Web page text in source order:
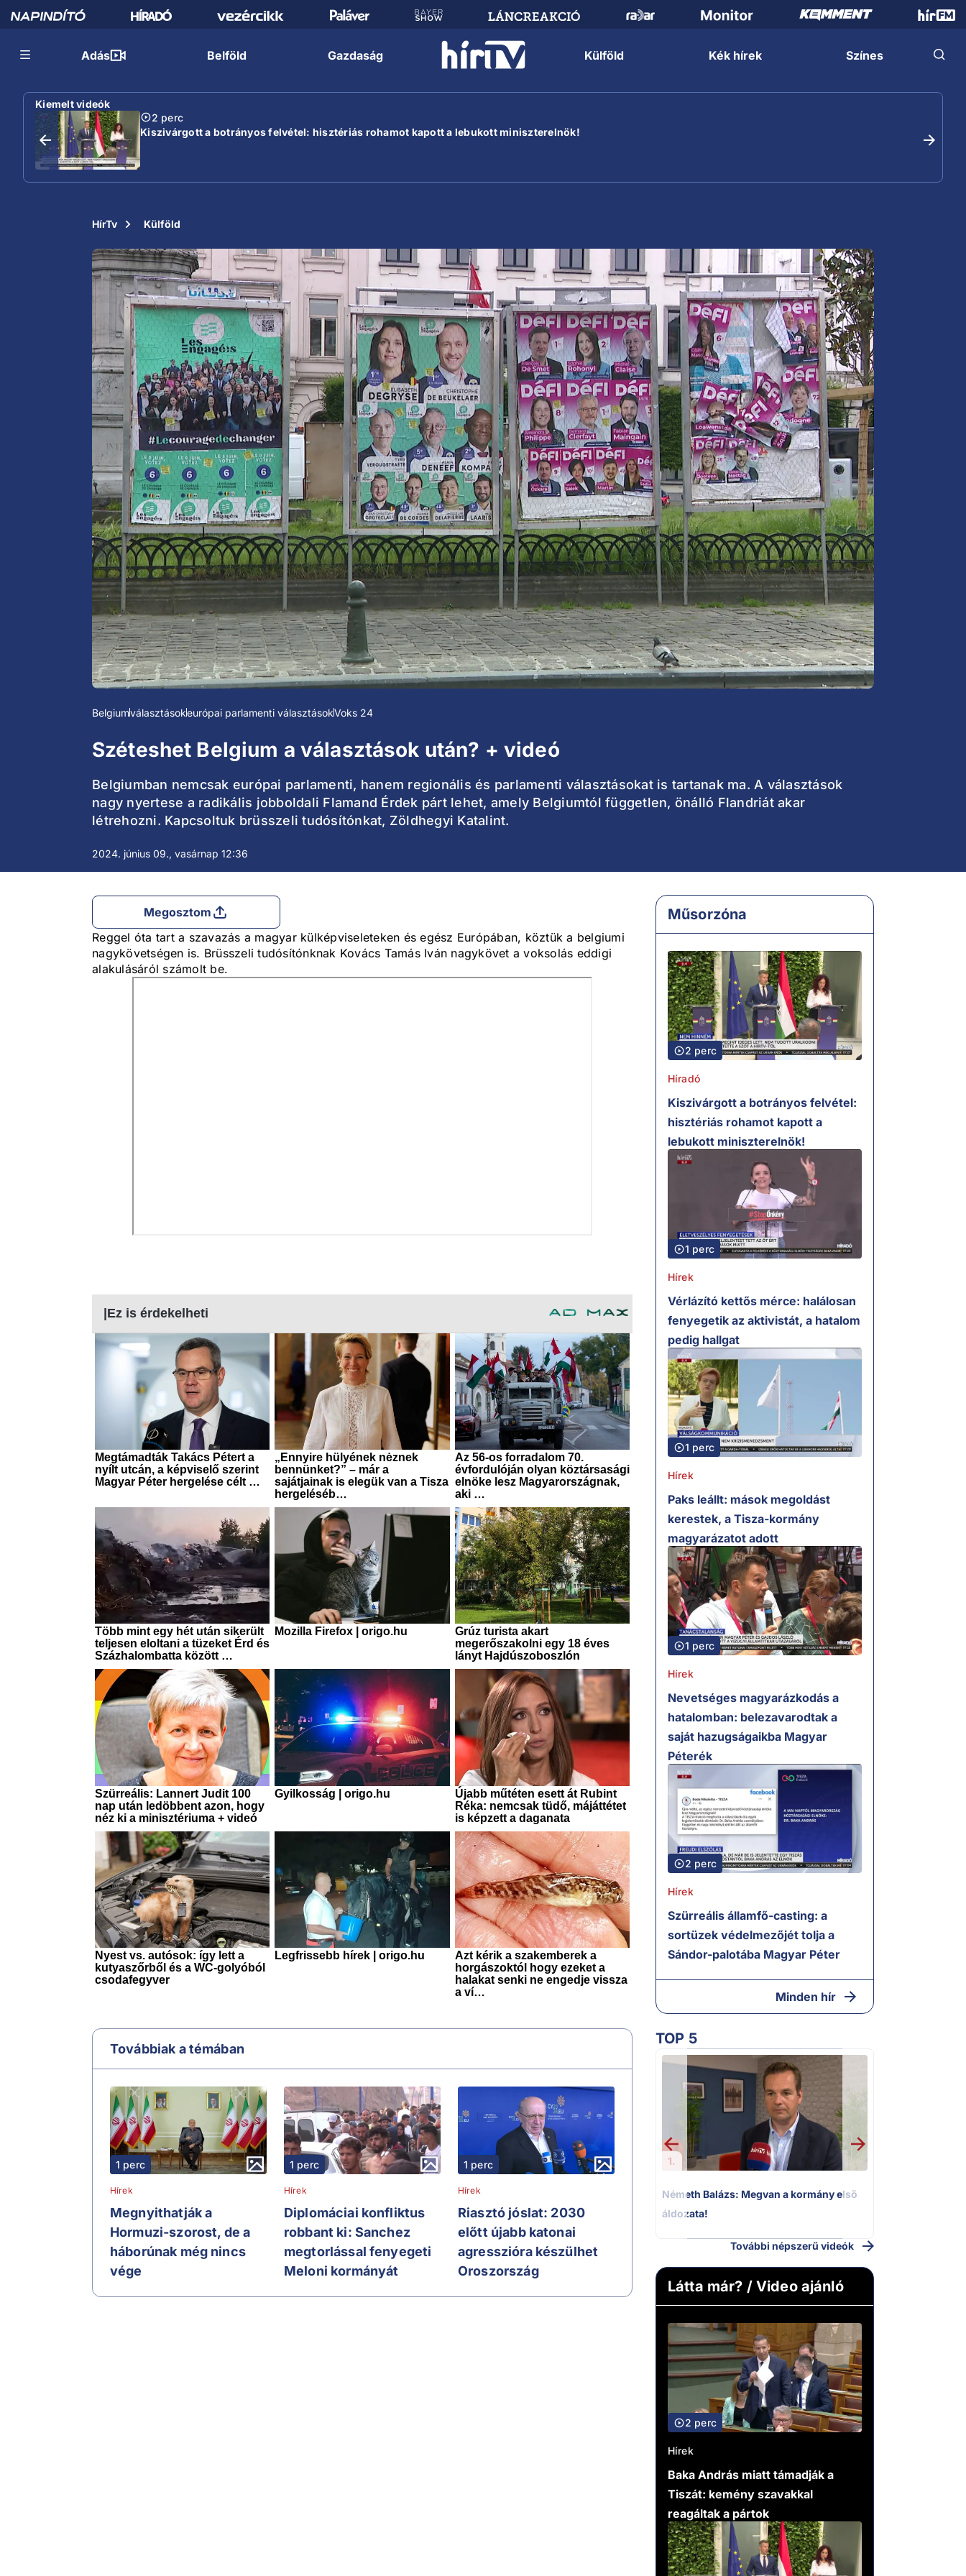
Adás Belföld Gazdaság Külföld Kék hírek Színes
Kiemelt videók
2 perc
Kiszivárgott a botrányos felvétel: hisztériás rohamot kapott a lebukott miniszterelnök!
HírTv Külföld
Belgiumválasztásokeurópai parlamenti választásokVoks 24
Széteshet Belgium a választások után? + videó
Belgiumban nemcsak európai parlamenti, hanem regionális és parlamenti választásokat is tartanak ma. A választások
nagy nyertese a radikális jobboldali Flamand Érdek párt lehet, amely Belgiumtól független, önálló Flandriát akar
létrehozni. Kapcsoltuk brüsszeli tudósítónkat, Zöldhegyi Katalint.
2024. június 09., vasárnap 12:36
Megosztom
Reggel óta tart a szavazás a magyar külképviseleteken és egész Európában, köztük a belgiumi
nagykövetségen is. Brüsszeli tudósítónknak Kovács Tamás Iván nagykövet a voksolás eddigi
alakulásáról számolt be.
Továbbiak a témában
1 perc
Hírek
Megnyithatják a
Hormuzi-szorost, de a
háborúnak még nincs
vége
1 perc
Hírek
Diplomáciai konfliktus
robbant ki: Sanchez
megtorlással fenyegeti
Meloni kormányát
1 perc
Hírek
Riasztó jóslat: 2030
előtt újabb katonai
agresszióra készülhet
Oroszország
Műsorzóna
2 perc
Híradó
Kiszivárgott a botrányos felvétel:
hisztériás rohamot kapott a
lebukott miniszterelnök!
1 perc
Hírek
Vérlázító kettős mérce: halálosan
fenyegetik az aktivistát, a hatalom
pedig hallgat
1 perc
Hírek
Paks leállt: mások megoldást
kerestek, a Tisza-kormány
magyarázatot adott
1 perc
Hírek
Nevetséges magyarázkodás a
hatalomban: belezavarodtak a
saját hazugságaikba Magyar
Péterék
2 perc
Hírek
Szürreális államfő-casting: a
sortüzek védelmezőjét tolja a
Sándor-palotába Magyar Péter
Minden hír
TOP 5
1.
Németh Balázs: Megvan a kormány első
áldozata!
További népszerű videók
Látta már? / Video ajánló
2 perc
Hírek
Baka András miatt támadják a
Tiszát: kemény szavakkal
reagáltak a pártok